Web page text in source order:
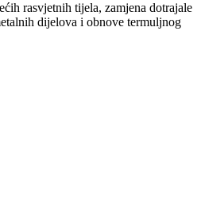
rasvjetnih tijela, zamjena dotrajale
dijelova i obnove termuljnog